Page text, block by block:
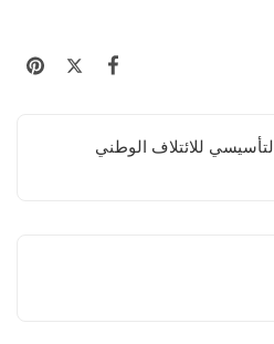
للائتلاف الوطني